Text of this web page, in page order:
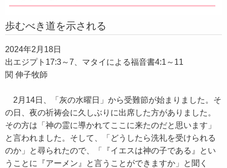
歩むべき道を示される
2024年2月18日
出エジプト17:3～7、マタイによる福音書4:1～11
関 伸子牧師
2月14日、「灰の水曜日」から受難節が始まりました。そ
の日、夜の祈祷会に久しぶりに出席した方がありました。
その方は「神の霊に導かれてここに来たのだと思います」
と言われました。そして、「どうしたら洗礼を受けられる
のか」と尋られたので、「『イエスは神の子である』とい
うことに『アーメン』と言うことができますか」と聞く